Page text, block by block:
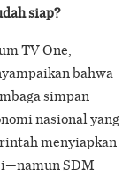
siap?
TV One,
bahwa
simpan
nasional yang
menyiapkan
SDM